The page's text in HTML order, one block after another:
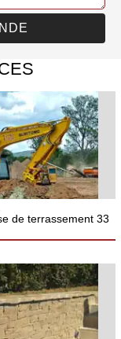
de terrassement 33